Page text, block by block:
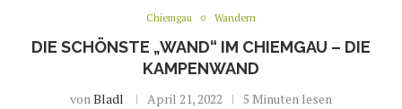
Chiemgau Wandern
DIE SCHÖNSTE „WAND“ IM CHIEMGAU – DIE
KAMPENWAND
vonBladl April 21, 2022 5 Minuten lesen